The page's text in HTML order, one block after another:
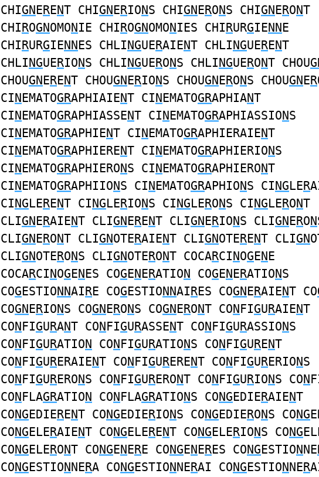
CHIGNERENT CHIGNERIONS CHIGNERONS CHIGNERONT
CHIROGNOMONIE CHIROGNOMONIES CHIRURGIENNE
CHIRURGIENNES CHLINGUERAIENT CHLINGUERENT
CHLINGUERIONS CHLINGUERONS CHLINGUERONT CHOU
CHOUGNERENT CHOUGNERIONS CHOUGNERONS CHOUGNER
CINEMATOGRAPHIAIENT CINEMATOGRAPHIANT
CINEMATOGRAPHIASSENT CINEMATOGRAPHIASSIONS
CINEMATOGRAPHIENT CINEMATOGRAPHIERAIENT
CINEMATOGRAPHIERENT CINEMATOGRAPHIERIONS
CINEMATOGRAPHIERONS CINEMATOGRAPHIERONT
CINEMATOGRAPHIIONS CINEMATOGRAPHIONS CINGLER
CINGLERENT CINGLERIONS CINGLERONS CINGLERONT
CLIGNERAIENT CLIGNERENT CLIGNERIONS CLIGNERON
CLIGNERONT CLIGNOTERAIENT CLIGNOTERENT CLIGN
CLIGNOTERONS CLIGNOTERONT COCARCINOGENE
COCARCINOGENES COGENERATION COGENERATIONS
COGESTIONNAIRE COGESTIONNAIRES COGNERAIENT CO
COGNERIONS COGNERONS COGNERONT CONFIGURAIENT
CONFIGURANT CONFIGURASSENT CONFIGURASSIONS
CONFIGURATION CONFIGURATIONS CONFIGURENT
CONFIGURERAIENT CONFIGURERENT CONFIGURERIONS
CONFIGURERONS CONFIGURERONT CONFIGURIONS CON
CONFLAGRATION CONFLAGRATIONS CONGEDIERAIENT
CONGEDIERENT CONGEDIERIONS CONGEDIERONS CONG
CONGELERAIENT CONGELERENT CONGELERIONS CONG
CONGELERONT CONGENERE CONGENERES CONGESTIONNE
CONGESTIONNERA CONGESTIONNERAI CONGESTIONNER